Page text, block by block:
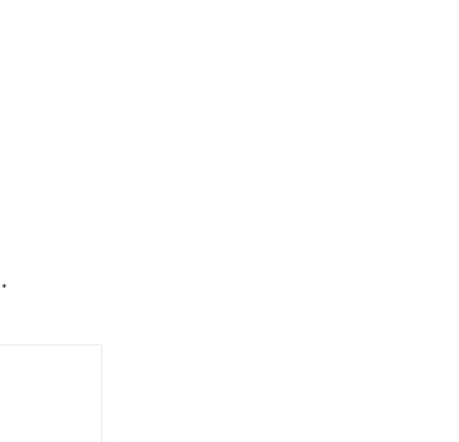
*